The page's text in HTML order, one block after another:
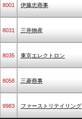
8001 伊藤忠商事
8031 三井物産
8035 東京エレクトロン
8058 三菱商事
9983 ファーストリテイリング